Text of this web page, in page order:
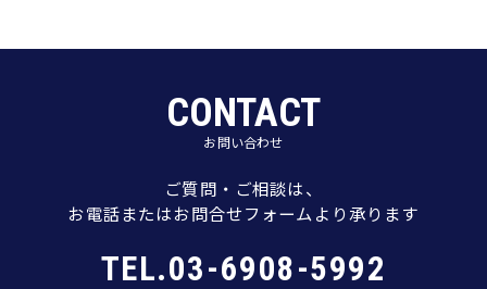
CONTACT
お問い合わせ
ご質問・ご相談は、
お電話またはお問合せフォームより承ります
TEL.03-6908-5992